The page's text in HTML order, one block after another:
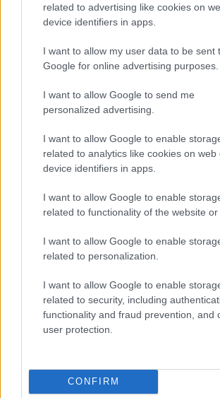
related to advertising like cookies on
device identifiers in apps.
I want to allow my user data to be sent
Google for online advertising purposes.
I want to allow Google to send me
personalized advertising.
I want to allow Google to enable
related to analytics like cookies on web
device identifiers in apps.
I want to allow Google to enable
related to functionality of the website or
I want to allow Google to enable
related to personalization.
I want to allow Google to enable
related to security, including
functionality and fraud prevention, and
user protection.
CONFIRM
Loading...
Προσθήκη Σχολίου
ΣΗΜΕΡΑ ΣΤΟ IATRONET.GR
Σκύλοι θεραπείας βοηθούν